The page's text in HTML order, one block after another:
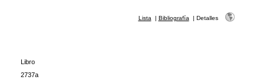
Lista | Bibliografía | Detalles
Libro
2737a